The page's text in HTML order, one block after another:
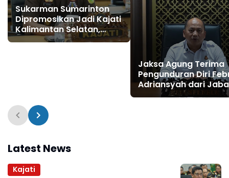
Sukarman Sumarinton
Dipromosikan Jadi Kajati
Kalimantan Selatan,
Bawa Pengalaman
Jaksa Agung Terima
Pengunduran Diri
Adriansyah dari
Jampidsus
Latest News
Kajati